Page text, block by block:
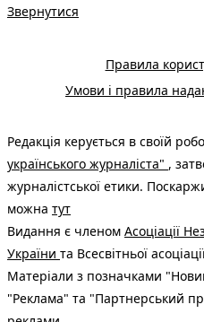
Звернутися
Правила
Умови і правила
Редакція керується в своїй
українського журналіста" ,
журналістської етики.
можна тут
Видання є членом Асоціації
України та Всесвітньої
Матеріали з позначками
"Реклама" та "Партнерський